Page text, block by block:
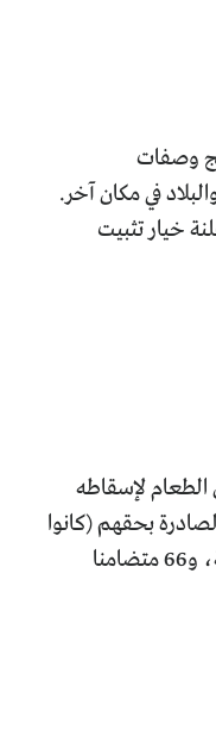
وصفات
في مكان آخر.
خيار تثبيت
إضرابا عن الطعام لإسقاطه
بحقهم (كانوا
بتاريخ 14 أيلول/سبتمبر الجاري 156 مضرباً عن الطعام منهم 82 معتقلاً داخل السجون وأقسام الشرطة، و66 متضامنا